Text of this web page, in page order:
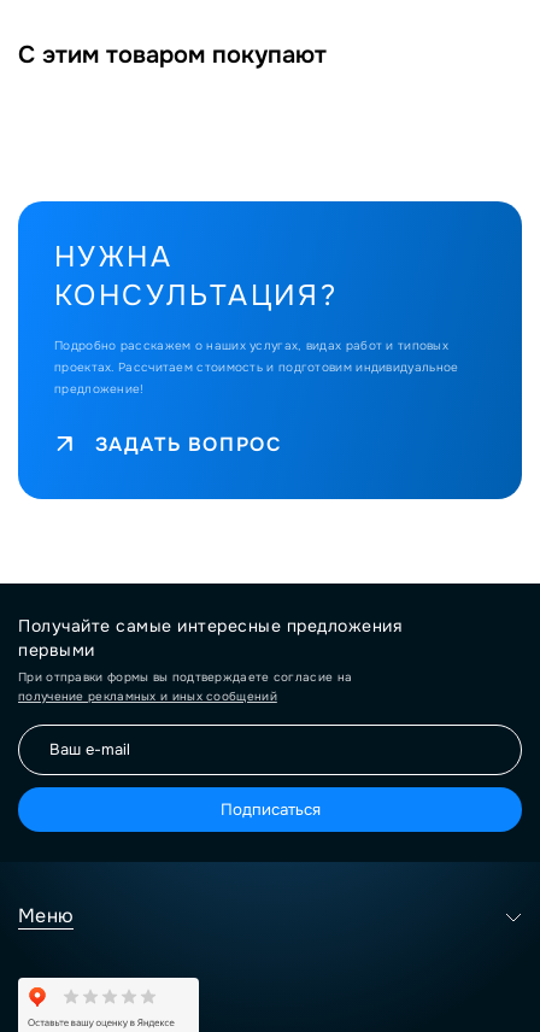
С этим товаром покупают
НУЖНА
КОНСУЛЬТАЦИЯ?
Подробно расскажем о наших услугах, видах работ и типовых
проектах. Рассчитаем стоимость и подготовим индивидуальное
предложение!
ЗАДАТЬ ВОПРОС
Получайте самые интересные предложения
первыми
При отправки формы вы подтверждаете согласие на
получение рекламных и иных сообщений
Подписаться
Меню